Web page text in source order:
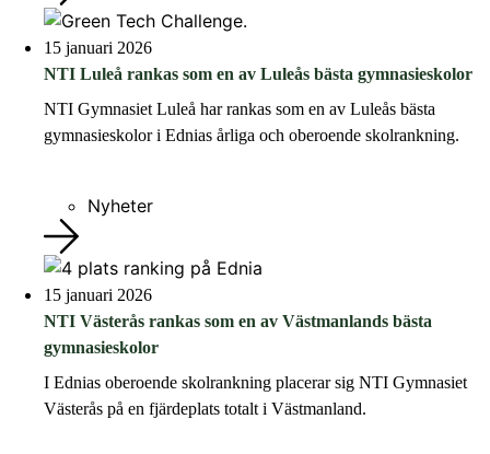
15 januari 2026
NTI Luleå rankas som en av Luleås bästa gymnasieskolor
NTI Gymnasiet Luleå har rankas som en av Luleås bästa
gymnasieskolor i Ednias årliga och oberoende skolrankning.
Nyheter
15 januari 2026
NTI Västerås rankas som en av Västmanlands bästa
gymnasieskolor
I Ednias oberoende skolrankning placerar sig NTI Gymnasiet
Västerås på en fjärdeplats totalt i Västmanland.